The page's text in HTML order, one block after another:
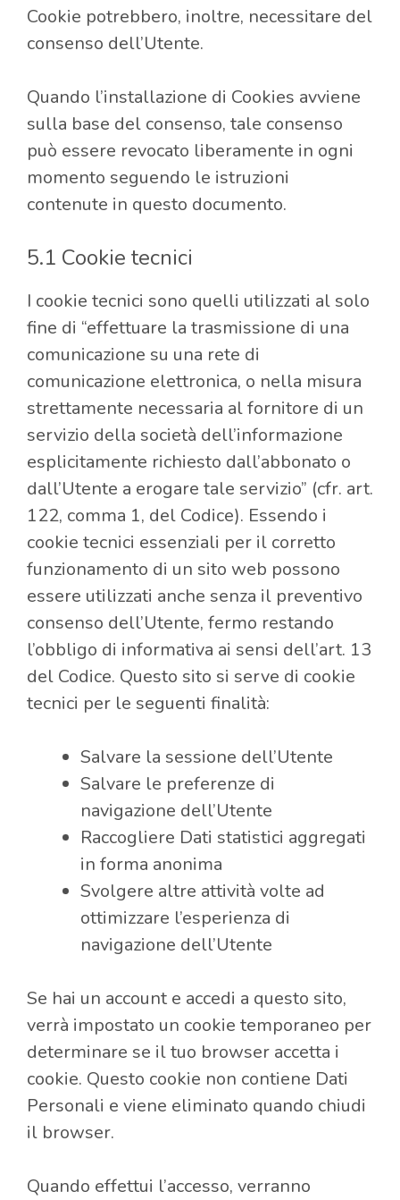
Cookie potrebbero, inoltre, necessitare del
consenso dell’Utente.
Quando l’installazione di Cookies avviene
sulla base del consenso, tale consenso
può essere revocato liberamente in ogni
momento seguendo le istruzioni
contenute in questo documento.
5.1 Cookie tecnici
I cookie tecnici sono quelli utilizzati al solo
fine di “effettuare la trasmissione di una
comunicazione su una rete di
comunicazione elettronica, o nella misura
strettamente necessaria al fornitore di un
servizio della società dell’informazione
esplicitamente richiesto dall’abbonato o
dall’Utente a erogare tale servizio” (cfr. art.
122, comma 1, del Codice). Essendo i
cookie tecnici essenziali per il corretto
funzionamento di un sito web possono
essere utilizzati anche senza il preventivo
consenso dell’Utente, fermo restando
l’obbligo di informativa ai sensi dell’art. 13
del Codice. Questo sito si serve di cookie
tecnici per le seguenti finalità:
Salvare la sessione dell’Utente
Salvare le preferenze di
navigazione dell’Utente
Raccogliere Dati statistici aggregati
in forma anonima
Svolgere altre attività volte ad
ottimizzare l’esperienza di
navigazione dell’Utente
Se hai un account e accedi a questo sito,
verrà impostato un cookie temporaneo per
determinare se il tuo browser accetta i
cookie. Questo cookie non contiene Dati
Personali e viene eliminato quando chiudi
il browser.
Quando effettui l’accesso, verranno